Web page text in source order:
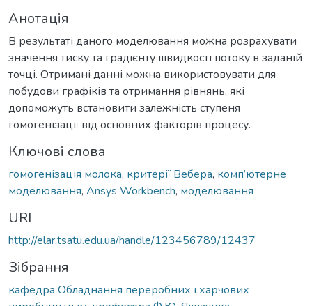
Анотація
В результаті даного моделювання можна розрахувати
значення тиску та градієнту швидкості потоку в заданій
точці. Отримані данні можна використовувати для
побудови графіків та отримання рівнянь, які
допоможуть встановити залежність ступеня
гомогенізації від основних факторів процесу.
Ключові слова
гомогенізація молока, критерії Вебера, комп’ютерне
моделювання, Ansys Workbench, моделювання
URI
http://elar.tsatu.edu.ua/handle/123456789/12437
Зібрання
кафедра Обладнання переробних і харчових